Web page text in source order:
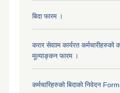
बिदा फारम ।
करार सेवााम कार्यरत कर्मचारीहरुको
मूल्याङ्कन फारम ।
कर्मचारिहरुको बिदाको निवेदन